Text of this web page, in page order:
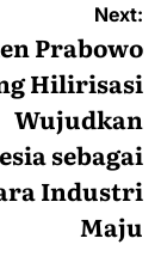
Next:
Prabowo
Hilirisasi
Wujudkan
sebagai
Industri
Maju